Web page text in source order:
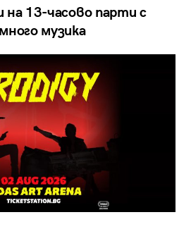
на 13-часово парти с
музика